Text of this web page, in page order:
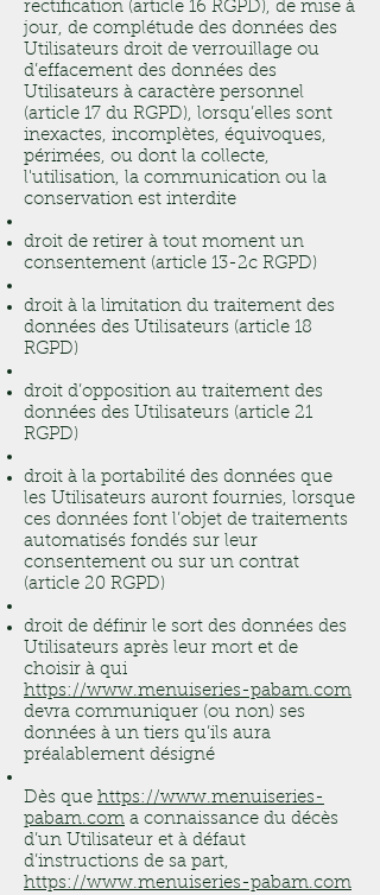
rectification (article 16 RGPD), de mise à
jour, de complétude des données des
Utilisateurs droit de verrouillage ou
d’effacement des données des
Utilisateurs à caractère personnel
(article 17 du RGPD), lorsqu’elles sont
inexactes, incomplètes, équivoques,
périmées, ou dont la collecte,
l'utilisation, la communication ou la
conservation est interdite
droit de retirer à tout moment un
consentement (article 13-2c RGPD)
droit à la limitation du traitement des
données des Utilisateurs (article 18
RGPD)
droit d’opposition au traitement des
données des Utilisateurs (article 21
RGPD)
droit à la portabilité des données que
les Utilisateurs auront fournies, lorsque
ces données font l’objet de traitements
automatisés fondés sur leur
consentement ou sur un contrat
(article 20 RGPD)
droit de définir le sort des données des
Utilisateurs après leur mort et de
choisir à qui
https://www.menuiseries-pabam.com
devra communiquer (ou non) ses
données à un tiers qu’ils aura
préalablement désigné
Dès que https://www.menuiseries-
pabam.com a connaissance du décès
d’un Utilisateur et à défaut
d’instructions de sa part,
https://www.menuiseries-pabam.com